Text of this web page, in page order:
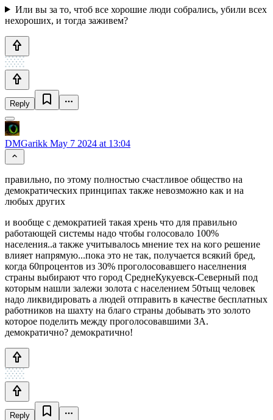
Или вы за то, чтоб все хорошие люди собрались, убили всех
нехороших, и тогда заживем?
Reply
DMGarikk May 7 2024 at 13:04
правильно, по этому полностью счастливое общество на
демократических принципах также невозможно как и на
любых других
и вообще с демократией такая хрень что для правильно
работающей системы надо чтобы голосовало 100%
населения..а также учитывалось мнение тех на кого решение
влияет напрямую...пока это не так, получается всякий бред,
когда 60процентов из 30% проголосовавшего населнения
страны выбирают что город СреднеКукуевск-Северный под
которым нашли залежи золота с населением 50тыщ человек
надо ликвидировать а людей отправить в качестве бесплатных
работников на шахту на благо страны добывать это золото
которое поделить между проголосовавшими ЗА.
демократично? демократично!
Reply